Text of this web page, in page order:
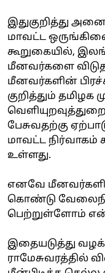
இதுகுறித்து
மாவட்ட
கூறுகையில்,
மீனவர்களை
மீனவர்களின்
குறித்தும்
பேசுவதற்கு
மாவட்ட நிர்வாகம்
உள்ளது.
எனவே
கொண்டு
பெற்றுள்ளோம்
இதையடுத்து
ராமேசுவரத்தில்